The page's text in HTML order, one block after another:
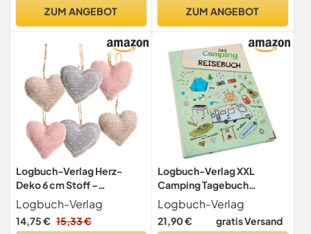
ZUM ANGEBOT ZUM ANGEBOT
Logbuch-Verlag Herz-
Deko 6 cm Stoff –
Geschenk zur Verlobung |
Hochzeit liebevolles Detail
Wohnaccessoire ganzjährig
Logbuch-Verlag
14,75 € 15,33 €
Logbuch-Verlag XXL
Camping Tagebuch
Notizbuch Campingbus
Wohnmobil Geschenk
Geburtstag DIN A4 mit
Logbuch-Verlag
21,90 € gratis Versand